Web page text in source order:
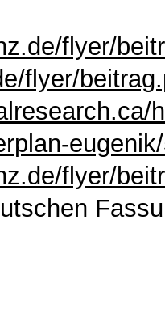
flyer/
flyer/
flyer/